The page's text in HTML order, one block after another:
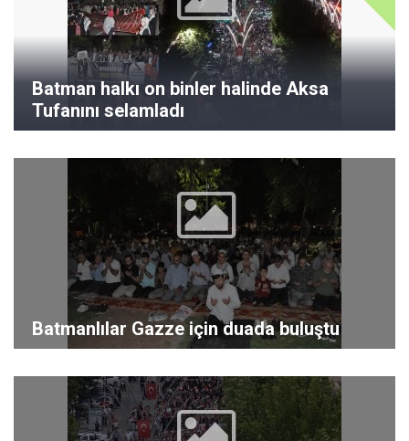
Batman halkı on binler halinde Aksa
Tufanını selamladı
Batmanlılar Gazze için duada buluştu